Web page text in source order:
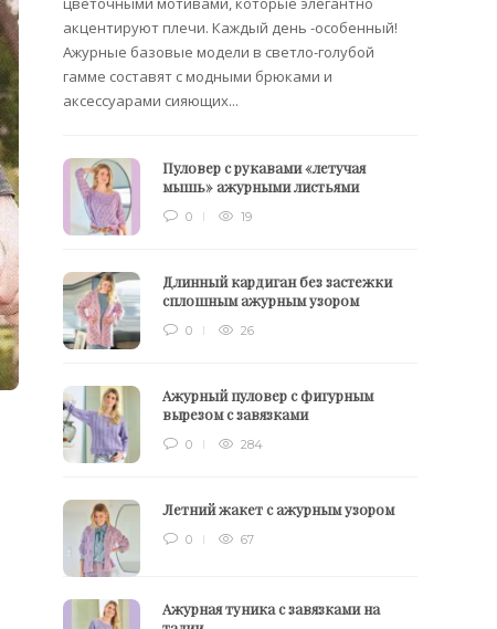
акцентируют плечи. Каждый день -особенный!
Ажурные базовые модели в светло-голубой
гамме составят с модными брюками и
аксессуарами сияющих...
Пуловер с рукавами «летучая
мышь» ажурными листьями
0 19
Длинный кардиган без застежки
сплошным ажурным узором
0 26
Ажурный пуловер с фигурным
вырезом с завязками
0 284
Летний жакет с ажурным узором
0 67
Ажурная туника с завязками на